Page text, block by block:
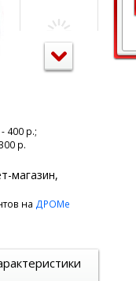
400 р.;
р.
магазин,
на ДРОМе